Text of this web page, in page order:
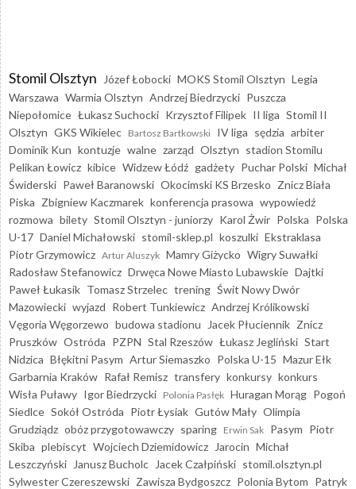
Stomil Olsztyn Józef Łobocki MOKS Stomil Olsztyn Legia
Warszawa Warmia Olsztyn Andrzej Biedrzycki Puszcza
Niepołomice Łukasz Suchocki Krzysztof Filipek II liga Stomil II
Olsztyn GKS Wikielec Bartosz Bartkowski IV liga sędzia arbiter
Dominik Kun kontuzje walne zarząd Olsztyn stadion Stomilu
Pelikan Łowicz kibice Widzew Łódź gadżety Puchar Polski Michał
Świderski Paweł Baranowski Okocimski KS Brzesko Znicz Biała
Piska Zbigniew Kaczmarek konferencja prasowa wypowiedź
rozmowa bilety Stomil Olsztyn - juniorzy Karol Żwir Polska Polska
U-17 Daniel Michałowski stomil-sklep.pl koszulki Ekstraklasa
Piotr Grzymowicz Artur Aluszyk Mamry Giżycko Wigry Suwałki
Radosław Stefanowicz Drwęca Nowe Miasto Lubawskie Dajtki
Paweł Łukasik Tomasz Strzelec trening Świt Nowy Dwór
Mazowiecki wyjazd Robert Tunkiewicz Andrzej Królikowski
Vęgoria Węgorzewo budowa stadionu Jacek Płuciennik Znicz
Pruszków Ostróda PZPN Stal Rzeszów Łukasz Jegliński Start
Nidzica Błękitni Pasym Artur Siemaszko Polska U-15 Mazur Ełk
Garbarnia Kraków Rafał Remisz transfery konkursy konkurs
Wisła Puławy Igor Biedrzycki Polonia Pasłęk Huragan Morąg Pogoń
Siedlce Sokół Ostróda Piotr Łysiak Gutów Mały Olimpia
Grudziądz obóz przygotowawczy sparing Erwin Sak Pasym Piotr
Skiba plebiscyt Wojciech Dziemidowicz Jarocin Michał
Leszczyński
Janusz Bucholc Jacek Czałpiński stomil.olsztyn.pl
Sylwester Czereszewski Zawisza Bydgoszcz Polonia Bytom Patryk